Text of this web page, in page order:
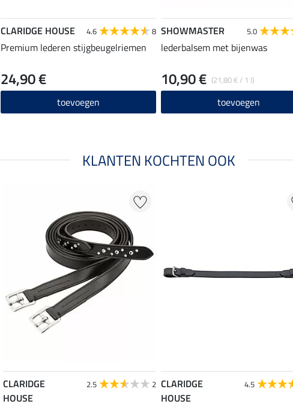
CLARIDGE HOUSE 4.6 8
Premium lederen stijgbeugelriemen
24,90 €
toevoegen
SHOWMASTER 5.0
lederbalsem met bijenwas
(21,80 € / 1 l)
10,90 €
toevoegen
KLANTEN KOCHTEN OOK
CLARIDGE
HOUSE
2.5 2 CLARIDGE
HOUSE
4.5